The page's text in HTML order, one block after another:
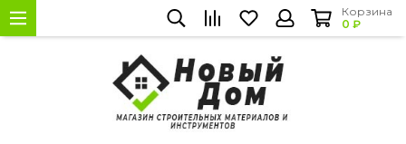
Корзина
0 ₽